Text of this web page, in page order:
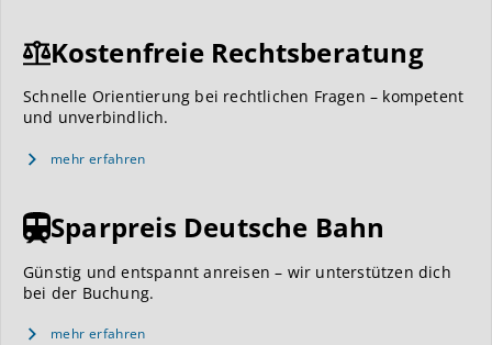
Kostenfreie Rechtsberatung
Schnelle Orientierung bei rechtlichen Fragen – kompetent
und unverbindlich.
mehr erfahren
Sparpreis Deutsche Bahn
Günstig und entspannt anreisen – wir unterstützen dich
bei der Buchung.
mehr erfahren